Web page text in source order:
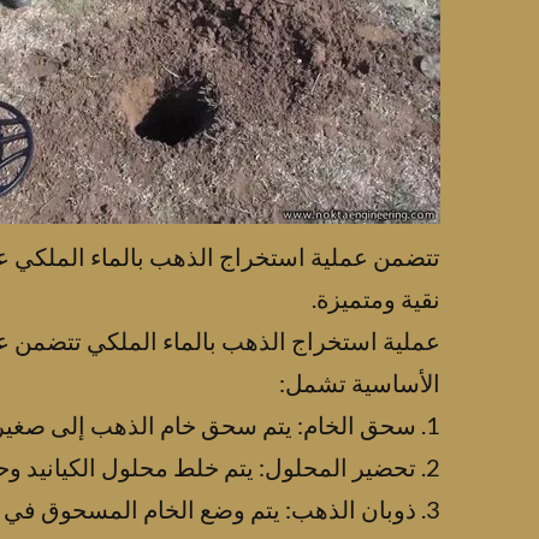
تتضمن عملية استخراج الذهب بالماء
نقية ومتميزة.
عملية استخراج الذهب بالماء الملكي
الأساسية تشمل:
1. سحق الخام: يتم سحق خام الذهب إلى صغيرة الحجم ليسهل ذوبانه في المحلول.
2. تحضير المحلول: يتم خلط محلول الكيانيد وحمض السيليكون في الماء لتكوين الماء الملكي.
3. ذوبان الذهب: يتم وضع الخام المسحوق في المحلول وتحتوي الحاويات على مشروب الماء الملكي.